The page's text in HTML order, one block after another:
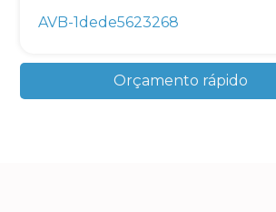
AVB-1dede5623268
Orçamento rápido